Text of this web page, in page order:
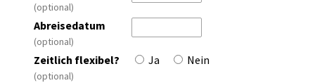
(optional)
Abreisedatum
(optional)
Zeitlich flexibel?
(optional)
Ja Nein